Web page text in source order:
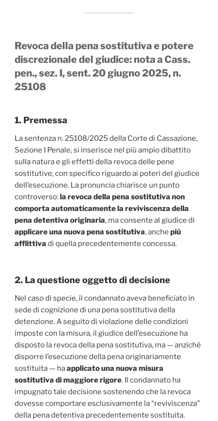
Revoca della pena sostitutiva e potere
discrezionale del giudice: nota a Cass.
pen., sez. I, sent. 20 giugno 2025, n.
25108
1. Premessa
La sentenza n. 25108/2025 della Corte di Cassazione,
Sezione I Penale, si inserisce nel più ampio dibattito
sulla natura e gli effetti della revoca delle pene
sostitutive, con specifico riguardo ai poteri del giudice
dell’esecuzione. La pronuncia chiarisce un punto
controverso:la revoca della pena sostitutiva non
comporta automaticamente la reviviscenza della
pena detentiva originaria, ma consente al giudice di
applicare una nuova pena sostitutiva, anche più
afflittiva di quella precedentemente concessa.
2. La questione oggetto di decisione
Nel caso di specie, il condannato aveva beneficiato in
sede di cognizione di una pena sostitutiva della
detenzione. A seguito di violazione delle condizioni
imposte con la misura, il giudice dell’esecuzione ha
disposto la revoca della pena sostitutiva, ma — anziché
disporre l’esecuzione della pena originariamente
sostituita — haapplicato una nuova misura
sostitutiva di maggiore rigore. Il condannato ha
impugnato tale decisione sostenendo che la revoca
dovesse comportare esclusivamente la “reviviscenza”
della pena detentiva precedentemente sostituita.